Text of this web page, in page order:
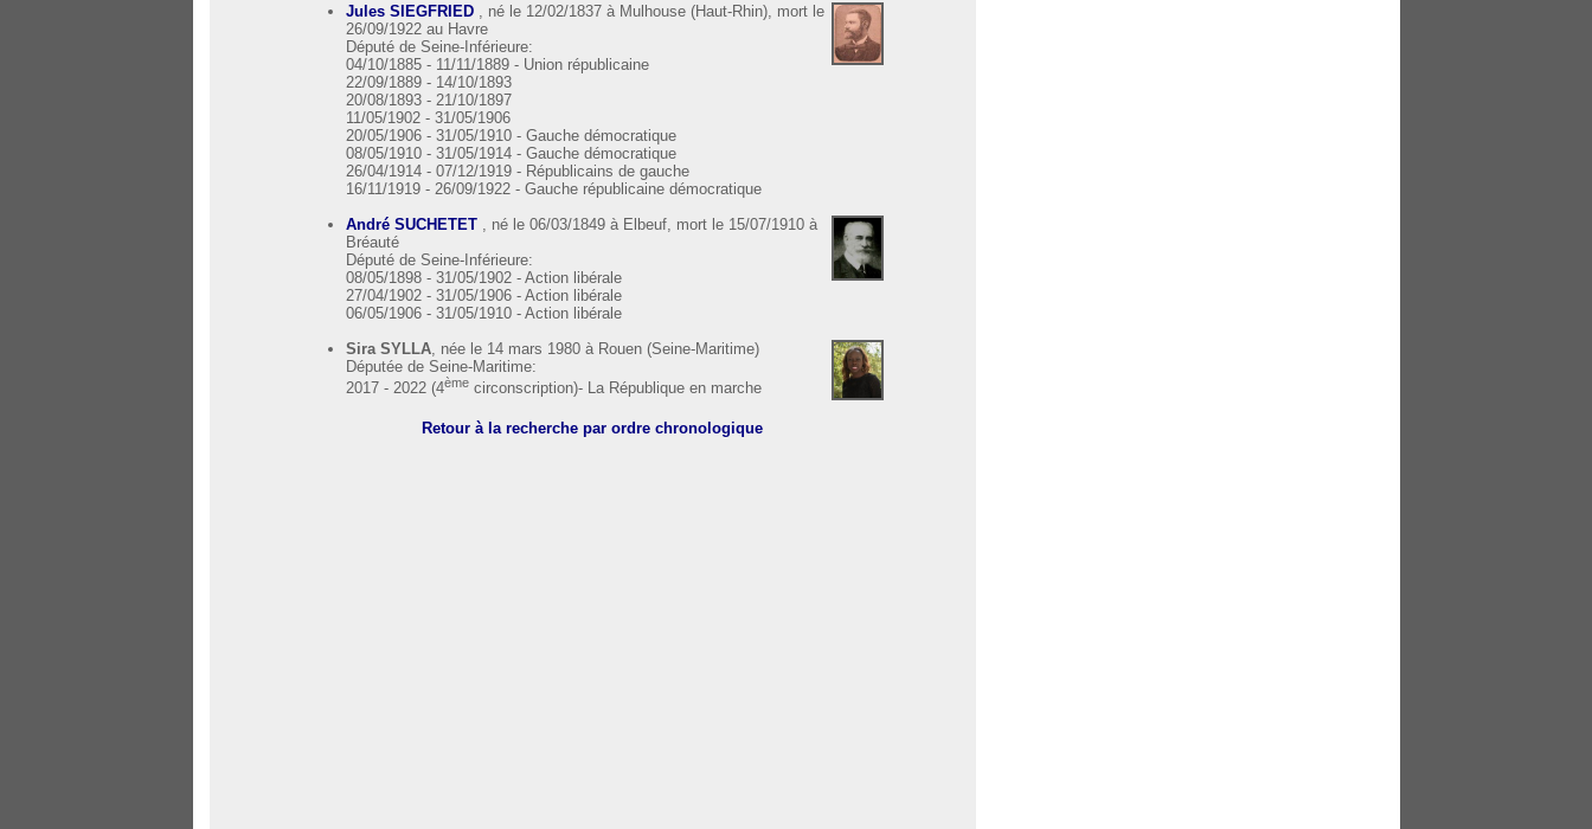
Jules SIEGFRIED
, né le 12/02/1837 à Mulhouse (Haut-Rhin), mort le
26/09/1922 au Havre
Député de Seine-Inférieure:
04/10/1885 - 11/11/1889 - Union républicaine
22/09/1889 - 14/10/1893
20/08/1893 - 21/10/1897
11/05/1902 - 31/05/1906
20/05/1906 - 31/05/1910 - Gauche démocratique
08/05/1910 - 31/05/1914 - Gauche démocratique
26/04/1914 - 07/12/1919 - Républicains de gauche
16/11/1919 - 26/09/1922 - Gauche républicaine démocratique
André SUCHETET
, né le 06/03/1849 à Elbeuf, mort le 15/07/1910 à
Bréauté
Député de Seine-Inférieure:
08/05/1898 - 31/05/1902 - Action libérale
27/04/1902 - 31/05/1906 - Action libérale
06/05/1906 - 31/05/1910 - Action libérale
Sira SYLLA , née le 14 mars 1980 à Rouen (Seine-Maritime)
Députée de Seine-Maritime:
2017 - 2022 (4ème circonscription)- La République en marche
Retour à la recherche par ordre chronologique